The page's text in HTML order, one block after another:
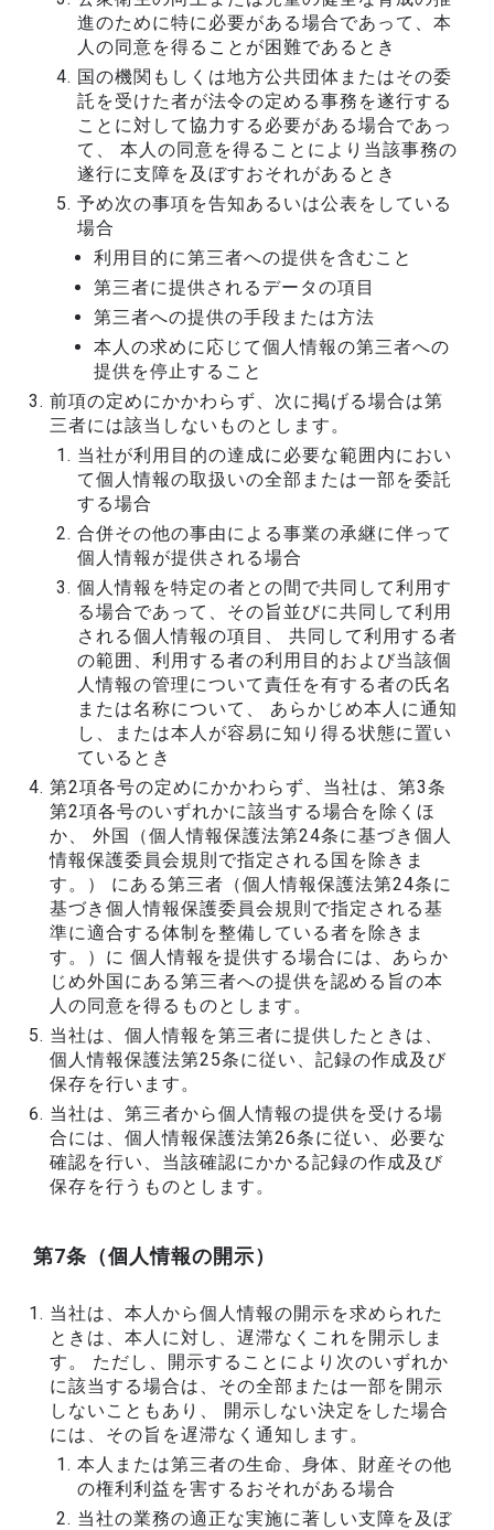
進のために特に必要がある場合であって、本
人の同意を得ることが困難であるとき
国の機関もしくは地方公共団体またはその委
託を受けた者が法令の定める事務を遂行する
ことに対して協力する必要がある場合であっ
て、 本人の同意を得ることにより当該事務の
遂行に支障を及ぼすおそれがあるとき
予め次の事項を告知あるいは公表をしている
場合
利用目的に第三者への提供を含むこと
第三者に提供されるデータの項目
第三者への提供の手段または方法
本人の求めに応じて個人情報の第三者への
提供を停止すること
前項の定めにかかわらず、次に掲げる場合は第
三者には該当しないものとします。
当社が利用目的の達成に必要な範囲内におい
て個人情報の取扱いの全部または一部を委託
する場合
合併その他の事由による事業の承継に伴って
個人情報が提供される場合
個人情報を特定の者との間で共同して利用す
る場合であって、その旨並びに共同して利用
される個人情報の項目、 共同して利用する者
の範囲、利用する者の利用目的および当該個
人情報の管理について責任を有する者の氏名
または名称について、 あらかじめ本人に通知
し、または本人が容易に知り得る状態に置い
ているとき
第2項各号の定めにかかわらず、当社は、第3条
第2項各号のいずれかに該当する場合を除くほ
か、 外国（個人情報保護法第24条に基づき個人
情報保護委員会規則で指定される国を除きま
す。） にある第三者（個人情報保護法第24条に
基づき個人情報保護委員会規則で指定される基
準に適合する体制を整備している者を除きま
す。）に 個人情報を提供する場合には、あらか
じめ外国にある第三者への提供を認める旨の本
人の同意を得るものとします。
当社は、個人情報を第三者に提供したときは、
個人情報保護法第25条に従い、記録の作成及び
保存を行います。
当社は、第三者から個人情報の提供を受ける場
合には、個人情報保護法第26条に従い、必要な
確認を行い、当該確認にかかる記録の作成及び
保存を行うものとします。
第7条（個人情報の開示）
当社は、本人から個人情報の開示を求められた
ときは、本人に対し、遅滞なくこれを開示しま
す。 ただし、開示することにより次のいずれか
に該当する場合は、その全部または一部を開示
しないこともあり、 開示しない決定をした場合
には、その旨を遅滞なく通知します。
本人または第三者の生命、身体、財産その他
の権利利益を害するおそれがある場合
当社の業務の適正な実施に著しい支障を及ぼ